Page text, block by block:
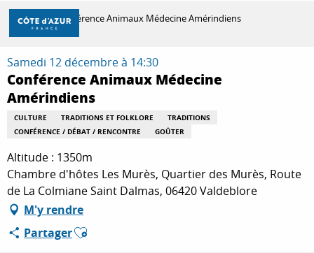
Aller
contenu
principal
DÉCOUVRIR
À FAIRE
SÉJOURNER
Accueil Conférence Animaux Médecine Amérindiens
Samedi 12 décembre à 14:30
Conférence Animaux Médecine
Amérindiens
CULTURE TRADITIONS ET FOLKLORE
TRADITIONS
CONFÉRENCE / DÉBAT / RENCONTRE
GOÛTER
Altitude : 1350m
Chambre d'hôtes Les Murès, Quartier des Murès, Route
de La Colmiane Saint Dalmas, 06420 Valdeblore
M'y rendre
PartagerAjouter aux favoris